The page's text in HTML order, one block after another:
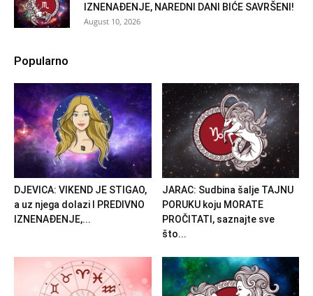
IZNENAĐENJE, NAREDNI DANI BIĆE SAVRŠENI!
August 10, 2026
Popularno
DJEVICA: VIKEND JE STIGAO,
a uz njega dolazi I PREDIVNO
IZNENAĐENJE,...
JARAC: Sudbina šalje TAJNU
PORUKU koju MORATE
PROČITATI, saznajte sve
što...